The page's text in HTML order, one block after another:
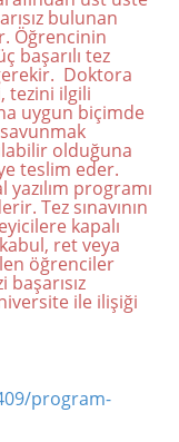
bulunan
Öğrencinin
başarılı tez
Doktora
tezini ilgili
uygun biçimde
olduğuna
teslim eder.
programı
Tez sınavının
kapalı
ret veya
öğrenciler
ile ilişiği
program-